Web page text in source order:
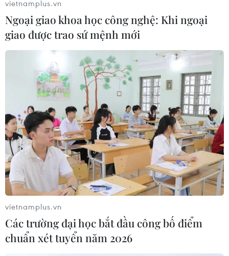
vietnamplus.vn
Ngoại giao khoa học công nghệ: Khi ngoại
giao được trao sứ mệnh mới
vietnamplus.vn
Các trường đại học bắt đầu công bố điểm
chuẩn xét tuyển năm 2026